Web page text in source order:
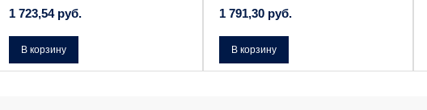
1 723,54 руб.
В корзину
1 791,30 руб.
В корзину